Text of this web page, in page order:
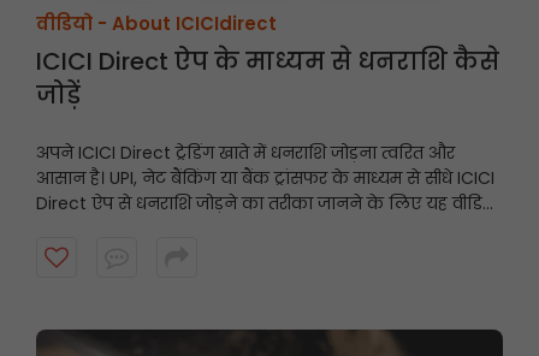
वीडियो - About ICICIdirect
ICICI Direct ऐप के माध्यम से धनराशि कैसे
जोड़ें
अपने ICICI Direct ट्रेडिंग खाते में धनराशि जोड़ना त्वरित और
आसान है। UPI, नेट बैंकिंग या बैंक ट्रांसफर के माध्यम से सीधे ICICI
Direct ऐप से धनराशि जोड़ने का तरीका जानने के लिए यह वीडियो